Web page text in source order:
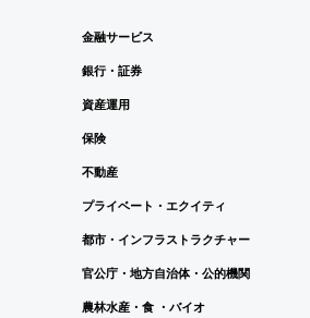
金融サービス
銀行・証券
資産運用
保険
不動産
プライベート・エクイティ
都市・インフラストラクチャー
官公庁・地方自治体・公的機関
農林水産・食 ・バイオ